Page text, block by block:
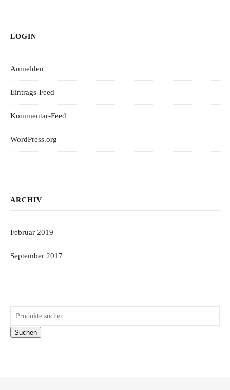
LOGIN
Anmelden
Eintrags-Feed
Kommentar-Feed
WordPress.org
ARCHIV
Februar 2019
September 2017
Suchen nach:
Suchen